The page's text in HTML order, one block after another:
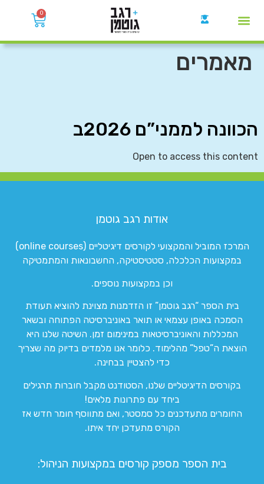
0
מאמרים
הכוונה לממני”ם 2026ב
Open to access this content
אודות רגב גוטמן
המרכז המוביל והמקצועי לקורסים דיגיטליים (online courses)
במקצועות הכלכלה, סטטיסטיקה, החשבונאות והמתמטיקה
וכן במקצועות נוספים.
בית הספר “רגב גוטמן” זו הזדמנות מצוינת להוציא תעודת
הסמכה באופן עצמאי או תואר באוניברסיטה הפתוחה ובשאר
המכללות והאוניברסיטאות במינימום זמן. השיטה שלנו היא
הוצאת ה”טפל” מהלימוד. כלומר אנו מלמדים בדיוק מה שצריך
כדי להצטיין בבחינה.
בקורסים הדיגיטליים שלנו, הסטודנט מקבל חוברות תרגילים
ביחד עם פתרונות מלאים!
החומרים מתעדכנים כל סמסטר, ואם מתווסף חומר חדש אז
הקורס מתעדכן יחד איתו.
בית הספר מספק קורסים במקצועות הניהול: